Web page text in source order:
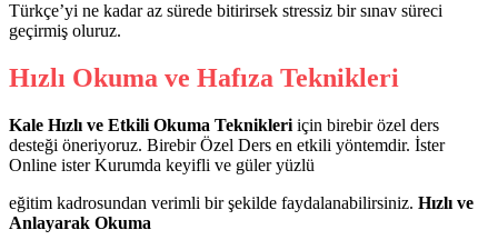
Türkçe’yi ne kadar az sürede bitirirsek stressiz bir sınav süreci
geçirmiş oluruz.
Hızlı Okuma ve Hafıza Teknikleri
Kale Hızlı ve Etkili Okuma Teknikleri için birebir özel ders
desteği öneriyoruz. Birebir Özel Ders en etkili yöntemdir. İster
Online ister Kurumda keyifli ve güler yüzlü
eğitim kadrosundan verimli bir şekilde faydalanabilirsiniz. Hızlı ve
Anlayarak Okuma